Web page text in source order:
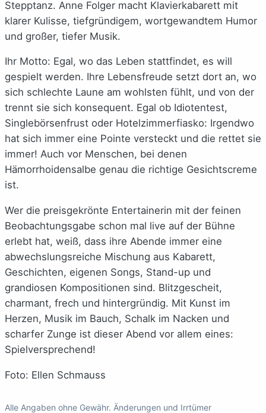
Stepptanz. Anne Folger macht Klavierkabarett mit
klarer Kulisse, tiefgründigem, wortgewandtem Humor
und großer, tiefer Musik.
Ihr Motto: Egal, wo das Leben stattfindet, es will
gespielt werden. Ihre Lebensfreude setzt dort an, wo
sich schlechte Laune am wohlsten fühlt, und von der
trennt sie sich konsequent. Egal ob Idiotentest,
Singlebörsenfrust oder Hotelzimmerfiasko: Irgendwo
hat sich immer eine Pointe versteckt und die rettet sie
immer! Auch vor Menschen, bei denen
Hämorrhoidensalbe genau die richtige Gesichtscreme
ist.
Wer die preisgekrönte Entertainerin mit der feinen
Beobachtungsgabe schon mal live auf der Bühne
erlebt hat, weiß, dass ihre Abende immer eine
abwechslungsreiche Mischung aus Kabarett,
Geschichten, eigenen Songs, Stand-up und
grandiosen Kompositionen sind. Blitzgescheit,
charmant, frech und hintergründig. Mit Kunst im
Herzen, Musik im Bauch, Schalk im Nacken und
scharfer Zunge ist dieser Abend vor allem eines:
Spielversprechend!
Foto: Ellen Schmauss
Alle Angaben ohne Gewähr. Änderungen und Irrtümer